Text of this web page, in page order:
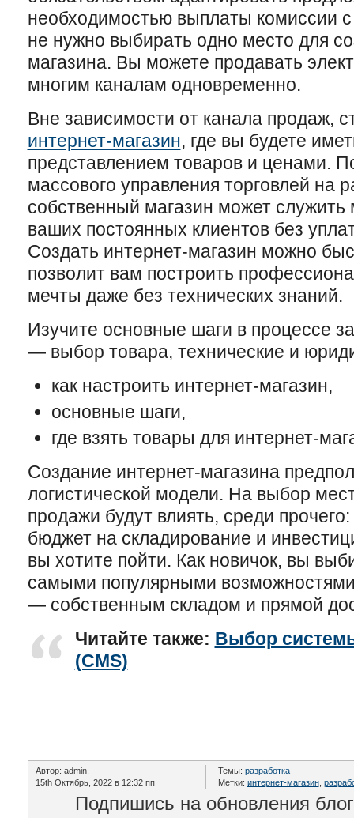
необходимостью выплаты комиссии
не нужно выбирать одно место для
магазина. Вы можете продавать
многим каналам одновременно.
Вне зависимости от канала продаж,
интернет-магазин, где вы будете
представлением товаров и ценами.
массового управления торговлей на
собственный магазин может
ваших постоянных клиентов без
Создать интернет-магазин можно
позволит вам построить
мечты даже без технических знаний.
Изучите основные шаги в процессе
— выбор товара, технические и
как настроить интернет-магазин,
основные шаги,
где взять товары для интернет-
Создание интернет-магазина
логистической модели. На выбор
продажи будут влиять, среди
бюджет на складирование и
вы хотите пойти. Как новичок, вы
самыми популярными
— собственным складом и прямой
Читайте также: Выбор
(CMS)
Автор: admin.
15th Октябрь, 2022 в 12:32 пп
Темы: разработка
Метки: интернет-магазин,
Подпишись на обновления